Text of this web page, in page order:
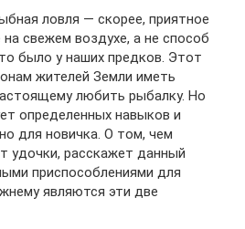
ловля — скорее, приятное
свежем воздухе, а не способ
было у наших предков. Этот
жителей Земли иметь
любить рыбалку. Но
определенных навыков и
для новичка. О том, чем
удочки, расскажет данный
приспособлениями для
являются эти две